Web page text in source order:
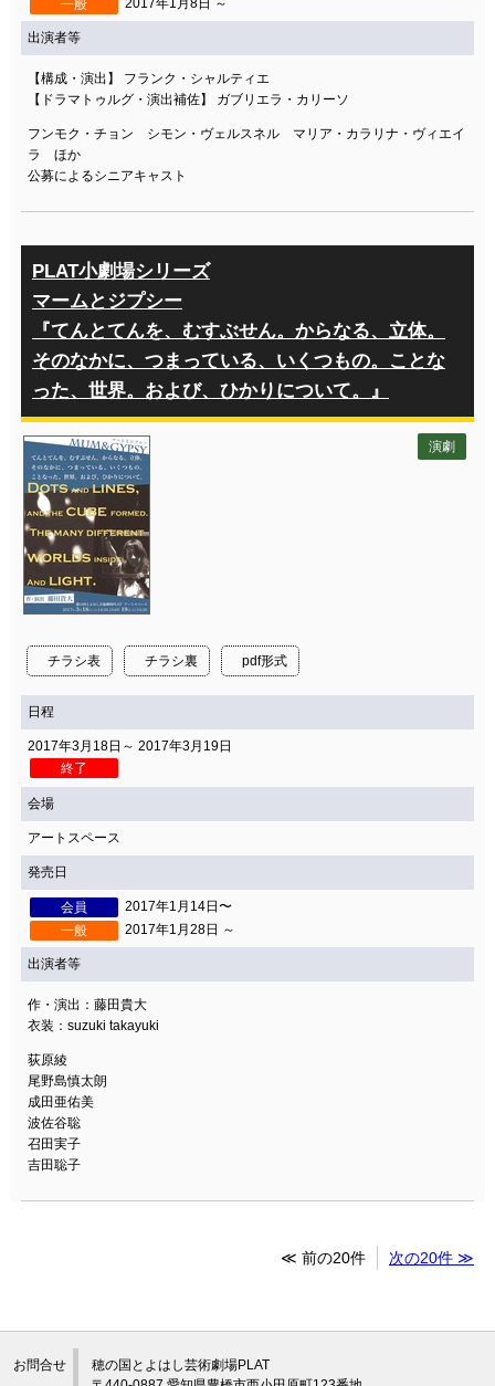
一般
2017年1月8日 ～
出演者等
【構成・演出】 フランク・シャルティエ
【ドラマトゥルグ・演出補佐】 ガブリエラ・カリーソ
フンモク・チョン シモン・ヴェルスネル マリア・カラリナ・ヴィエイ
ラ ほか
公募によるシニアキャスト
PLAT小劇場シリーズ
マームとジプシー
『てんとてんを、むすぶせん。からなる、立体。
そのなかに、つまっている、いくつもの。ことな
った、世界。および、ひかりについて。』
チラシ表 チラシ裏 pdf形式
演劇
日程
2017年3月18日～ 2017年3月19日
終了
会場
アートスペース
発売日
会員
2017年1月14日〜
一般
2017年1月28日 ～
出演者等
作・演出：藤田貴大
衣装：suzuki takayuki
荻原綾
尾野島慎太朗
成田亜佑美
波佐谷聡
召田実子
吉田聡子
≪ 前の20件 次の20件 ≫
お問合せ
穂の国とよはし芸術劇場PLAT